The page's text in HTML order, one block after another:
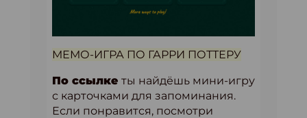
МЕМО-ИГРА ПО ГАРРИ ПОТТЕРУ
По ссылке ты найдёшь мини-игру
с карточками для запоминания.
Если понравится, посмотри